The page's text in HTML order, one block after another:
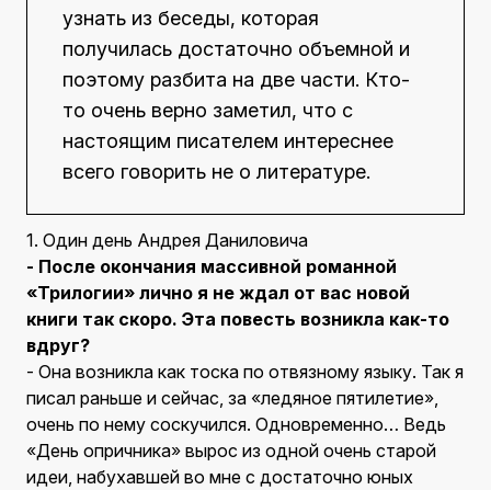
узнать из беседы, которая
получилась достаточно объемной и
поэтому разбита на две части. Кто-
то очень верно заметил, что с
настоящим писателем интереснее
всего говорить не о литературе.
1. Один день Андрея Даниловича
- После окончания массивной романной
«Трилогии» лично я не ждал от вас новой
книги так скоро. Эта повесть возникла как-то
вдруг?
- Она возникла как тоска по отвязному языку. Так я
писал раньше и сейчас, за «ледяное пятилетие»,
очень по нему соскучился. Одновременно… Ведь
«День опричника» вырос из одной очень старой
идеи, набухавшей во мне с достаточно юных